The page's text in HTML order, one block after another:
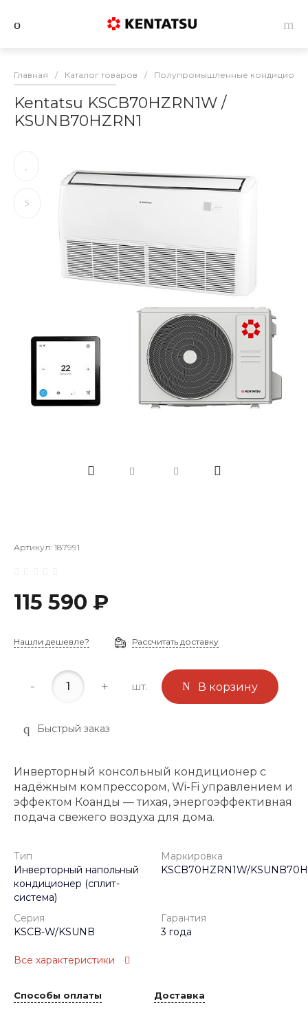
Главная / Каталог товаров / Полупромышленные
Kentatsu KSCB70HZRN1W /
KSUNB70HZRN1
Артикул: 187991
115 590 ₽
Нашли дешевле? Рассчитать доставку
- + шт. В корзину
Быстрый заказ
Инверторный консольный кондиционер с
надёжным компрессором, Wi-Fi управлением и
эффектом Коанды — тихая, энергоэффективная
подача свежего воздуха для дома.
Тип
Инверторный напольный
кондиционер (сплит-
система)
Маркировка
KSCB70HZRN1W/
Серия
KSCB-W/KSUNB
Гарантия
3 года
Все характеристики
Способы оплаты Доставка